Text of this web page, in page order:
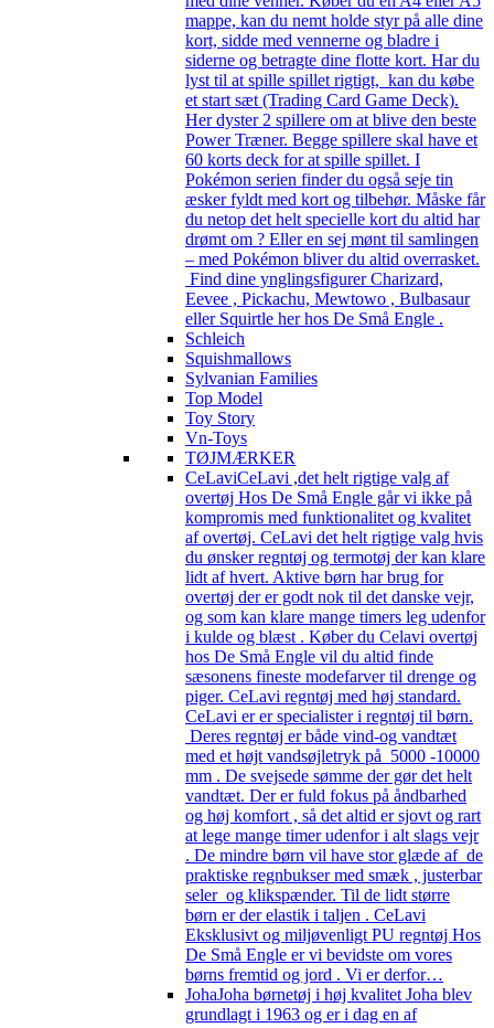
mappe, kan du nemt holde styr på alle dine
kort, sidde med vennerne og bladre i
siderne og betragte dine flotte kort. Har du
lyst til at spille spillet rigtigt, kan du købe
et start sæt (Trading Card Game Deck).
Her dyster 2 spillere om at blive den beste
Power Træner. Begge spillere skal have et
60 korts deck for at spille spillet. I
Pokémon serien finder du også seje tin
æsker fyldt med kort og tilbehør. Måske får
du netop det helt specielle kort du altid har
drømt om ? Eller en sej mønt til samlingen
– med Pokémon bliver du altid overrasket.
Find dine ynglingsfigurer Charizard,
Eevee , Pickachu, Mewtowo , Bulbasaur
eller Squirtle her hos De Små Engle .
Schleich
Squishmallows
Sylvanian Families
Top Model
Toy Story
Vn-Toys
TØJMÆRKER
CeLaviCeLavi ,det helt rigtige valg af
overtøj Hos De Små Engle går vi ikke på
kompromis med funktionalitet og kvalitet
af overtøj. CeLavi det helt rigtige valg hvis
du ønsker regntøj og termotøj der kan klare
lidt af hvert. Aktive børn har brug for
overtøj der er godt nok til det danske vejr,
og som kan klare mange timers leg udenfor
i kulde og blæst . Køber du Celavi overtøj
hos De Små Engle vil du altid finde
sæsonens fineste modefarver til drenge og
piger. CeLavi regntøj med høj standard.
CeLavi er er specialister i regntøj til børn.
Deres regntøj er både vind-og vandtæt
med et højt vandsøjletryk på 5000 -10000
mm . De svejsede sømme der gør det helt
vandtæt. Der er fuld fokus på åndbarhed
og høj komfort , så det altid er sjovt og rart
at lege mange timer udenfor i alt slags vejr
. De mindre børn vil have stor glæde af de
praktiske regnbukser med smæk , justerbar
seler og klikspænder. Til de lidt større
børn er der elastik i taljen . CeLavi
Eksklusivt og miljøvenligt PU regntøj Hos
De Små Engle er vi bevidste om vores
børns fremtid og jord . Vi er derfor…
JohaJoha børnetøj i høj kvalitet Joha blev
grundlagt i 1963 og er i dag en af